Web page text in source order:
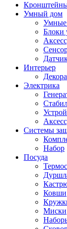
Умный дом
Умные
Блоки
Интерьер
Электрика
Системы
Набор
Посуда
Ковши
Миски